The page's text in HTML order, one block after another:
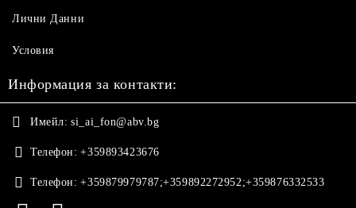
Лични Данни
Условия
Информация за контакти:
Имейл: si_ai_fon@abv.bg
Телефон: +359893423676
Телефон: +359879979787;+359892272952;+359876332533